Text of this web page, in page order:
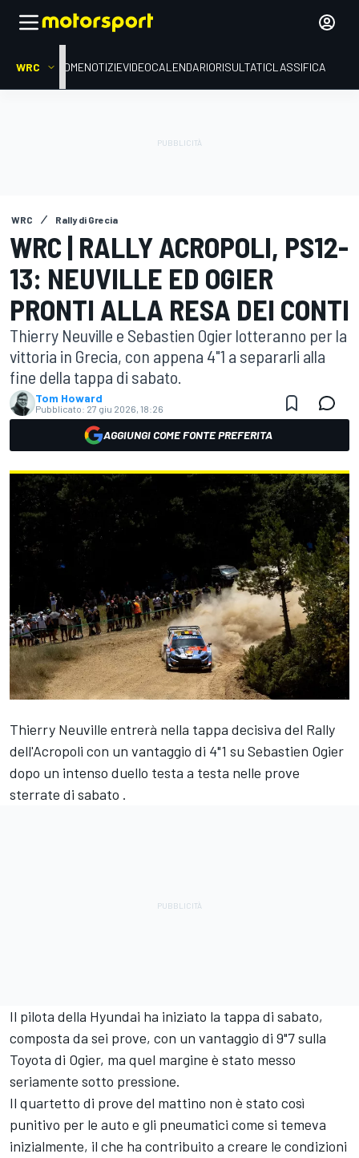
WRC HOMENOTIZIEVIDEOCALENDARIORISULTATICLASSIFICA
WRC Rally di Grecia
WRC | RALLY ACROPOLI, PS12-
13: NEUVILLE ED OGIER
PRONTI ALLA RESA DEI CONTI
Thierry Neuville e Sebastien Ogier lotteranno per la
vittoria in Grecia, con appena 4"1 a separarli alla
fine della tappa di sabato.
Tom Howard
Pubblicato: 27 giu 2026, 18:26
AGGIUNGI COME FONTE PREFERITA
Thierry Neuville entrerà nella tappa decisiva del Rally
dell'Acropoli con un vantaggio di 4"1 su Sebastien Ogier
dopo un intenso duello testa a testa nelle prove
sterrate di sabato .
Il pilota della Hyundai ha iniziato la tappa di sabato,
composta da sei prove, con un vantaggio di 9"7 sulla
Toyota di Ogier, ma quel margine è stato messo
seriamente sotto pressione.
Il quartetto di prove del mattino non è stato così
punitivo per le auto e gli pneumatici come si temeva
inizialmente, il che ha contribuito a creare le condizioni